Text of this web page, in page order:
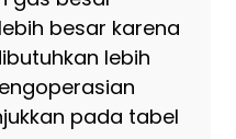
besar karena
lebih
pada tabel